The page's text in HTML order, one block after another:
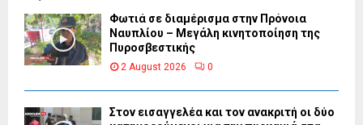
Φωτιά σε διαμέρισμα στην Πρόνοια
Ναυπλίου – Μεγάλη κινητοποίηση της
Πυροσβεστικής
2 August 2026 0
Στον εισαγγελέα και τον ανακριτή οι δύο